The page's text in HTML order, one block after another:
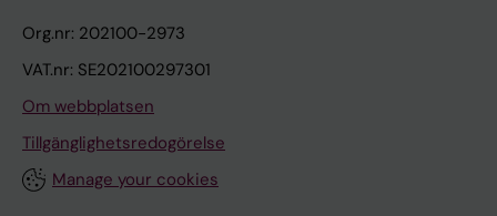
Org.nr: 202100-2973
VAT.nr: SE202100297301
Om webbplatsen
Tillgänglighetsredogörelse
Manage your cookies